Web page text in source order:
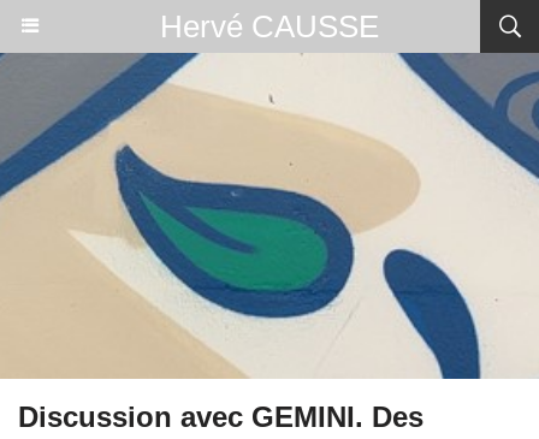
Hervé CAUSSE
Discussion avec GEMINI. Des